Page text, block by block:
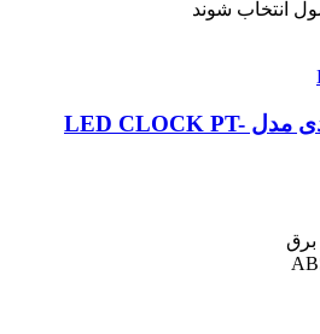
انتخاب شوند
ساعت رومیزی ال ای دی مدل LED CLOCK PT-
برق